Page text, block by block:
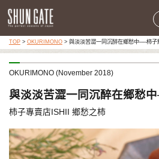
TOP> OKURIMONO> 與淡淡苦澀一同沉醉在鄉愁中──柿子
OKURIMONO (November 2018)
與淡淡苦澀一同沉醉在鄉愁
柿子專賣店ISHII 鄉愁之柿